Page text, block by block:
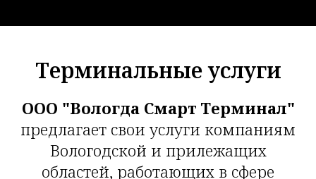
Терминальные услуги
ООО "Вологда Смарт Терминал"
предлагает свои услуги компаниям
Вологодской и прилежащих
областей, работающих в сфере